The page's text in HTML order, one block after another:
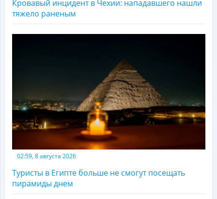
Кровавый инцидент в Чехии: нападавшего нашли
тяжело раненым
02:59, 8 августа 2026
Туристы в Египте больше не смогут посещать
пирамиды днем